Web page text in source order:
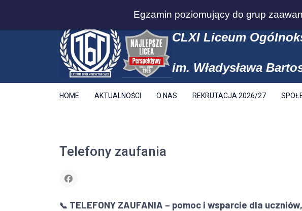
+48 22 838 11 05 zs127@eduwarszawa.pl Pon
CLXI Liceum
im. Władysława
HOME AKTUALNOŚCI O NAS REKRUTACJA 2026/27
Telefony zaufania
📞 TELEFONY ZAUFANIA – pomoc i wsparcie dla
Egzamin poziomujący do grup